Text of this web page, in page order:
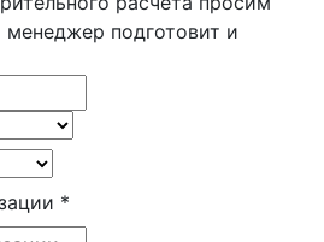
подготовит и
*